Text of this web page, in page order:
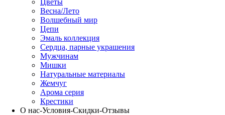
Цветы
Весна/Лето
Волшебный мир
Цепи
Эмаль коллекция
Сердца, парные украшения
Мужчинам
Мишки
Натуральные материалы
Жемчуг
Арома серия
Крестики
О нас-Условия-Скидки-Отзывы